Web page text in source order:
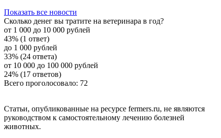
Показать все новости
Сколько денег вы тратите на ветеринара в год?
от 1 000 до 10 000 рублей
43% (1 ответ)
до 1 000 рублей
33% (24 ответа)
от 10 000 до 100 000 рублей
24% (17 ответов)
Всего проголосовало: 72
Статьи, опубликованные на ресурсе fermers.ru, не являются
руководством к самостоятельному лечению болезней
животных.